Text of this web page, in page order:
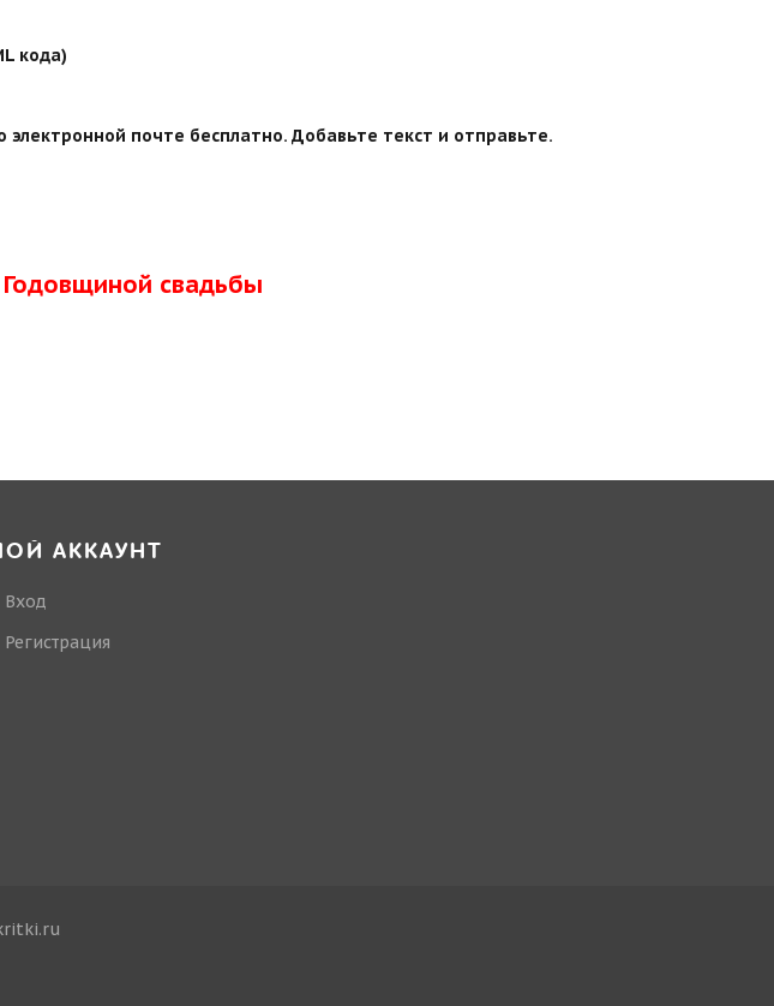
кода)
почте бесплатно. Добавьте текст и отправьте.
свадьбы
АККАУНТ
Вход
Регистрация